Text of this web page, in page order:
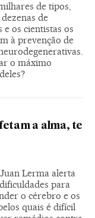
de tipos,
de
e os cientistas os
à prevenção de
o máximo
a alma, te
Lerma alerta
para
o cérebro e os
quais é difícil